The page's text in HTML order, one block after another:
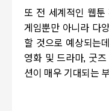
또 전 세계적인 웹툰
게임뿐만 아니라 다
할 것으로 예상되는
영화 및 드라마, 굿
션이 매우 기대되는